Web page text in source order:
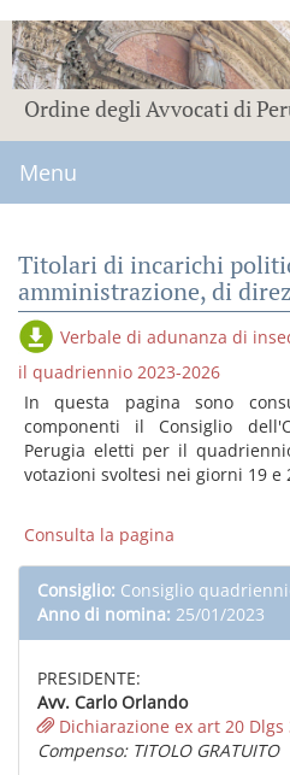
Ordine degli Avvocati di
Menu
Titolari di incarichi
amministrazione, di
Verbale di adunanza di
il quadriennio 2023-2026
In questa pagina sono
componenti il Consiglio
Perugia eletti per il
votazioni svoltesi nei giorni 19 e
Consulta la pagina
Consiglio: Consiglio
Anno di nomina: 25/01/2023
PRESIDENTE:
Avv. Carlo Orlando
Dichiarazione ex art 20 Dlgs
Compenso: TITOLO GRATUITO